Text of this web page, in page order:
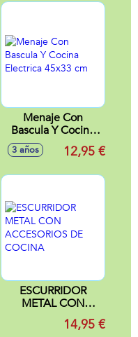
Menaje Con
Bascula Y Cocina
Electrica 45x33 cm
3 años 12,95 €
ESCURRIDOR
METAL CON
ACCESORIOS DE
COCINA14,95 €